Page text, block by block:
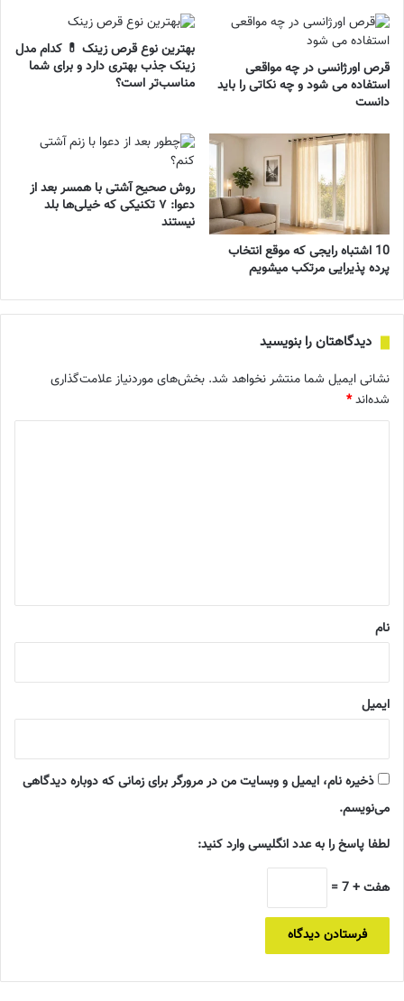
قرص اورژانسی در چه مواقعی
استفاده می شود و چه نکاتی را باید
دانست
بهترین نوع قرص زینک 💊 کدام مدل
زینک جذب بهتری دارد و برای شما
مناسب‌تر است؟
10 اشتباه رایجی که موقع انتخاب
پرده پذیرایی مرتکب میشویم
روش صحیح آشتی با همسر بعد از
دعوا: ۷ تکنیکی که خیلی‌ها بلد
نیستند
دیدگاهتان را بنویسید
نشانی ایمیل شما منتشر نخواهد شد. بخش‌های موردنیاز علامت‌گذاری
شده‌اند*
نام
ایمیل
ذخیره نام، ایمیل و وبسایت من در مرورگر برای زمانی که دوباره دیدگاهی
می‌نویسم.
لطفا پاسخ را به عدد انگلیسی وارد کنید:
هفت + 7 =